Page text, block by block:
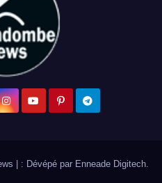
: Dévépé par Enneade Digitech.